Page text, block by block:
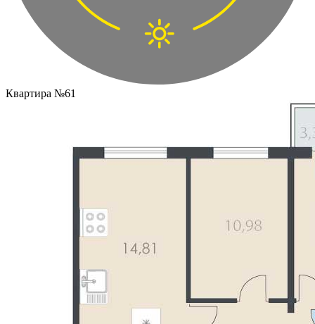
Квартира №61